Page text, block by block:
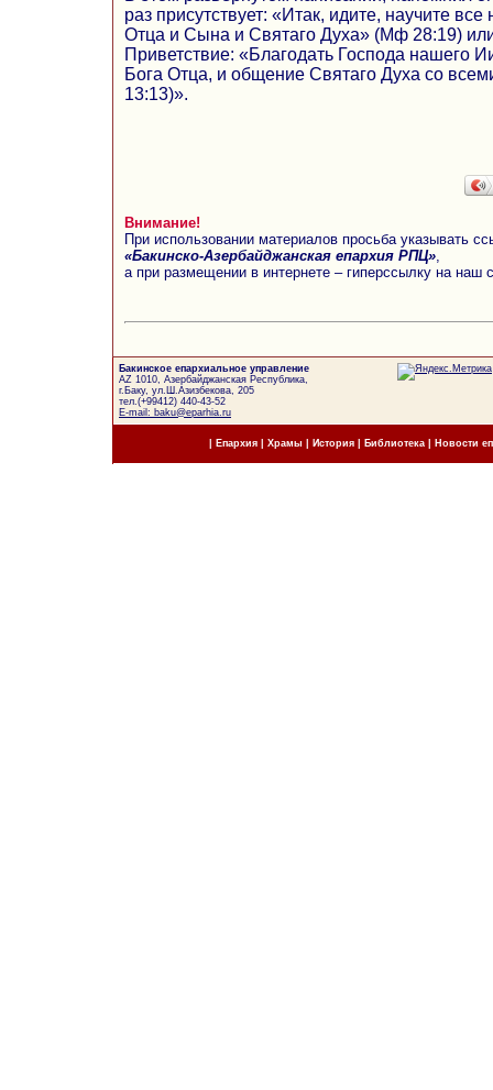
раз присутствует: «Итак, идите, научите
Отца и Сына и Святаго Духа» (Мф 28:19)
Приветствие: «Благодать Господа нашего
Бога Отца, и общение Святаго Духа со
13:13)».
Внимание!
При использовании материалов просьба указывать
«Бакинско-Азербайджанская епархия РПЦ»
а при размещении в интернете – гиперссылку на наш
Бакинское епархиальное управление
AZ 1010, Азербайджанская Республика,
г.Баку, ул.Ш.Азизбекова, 205
тел.(+99412) 440-43-52
E-mail: baku@eparhia.ru
Епархия| Храмы История| Библиотека Новости